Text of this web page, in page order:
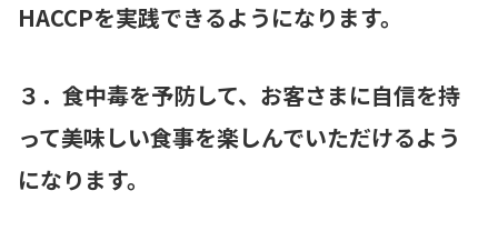
HACCPを実践できるようになります。
３．食中毒を予防して、お客さまに自信を持
って美味しい食事を楽しんでいただけるよう
になります。